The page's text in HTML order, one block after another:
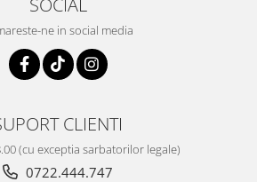
ne in social media
CLIENTI
(cu exceptia sarbatorilor legale)
0722.444.747